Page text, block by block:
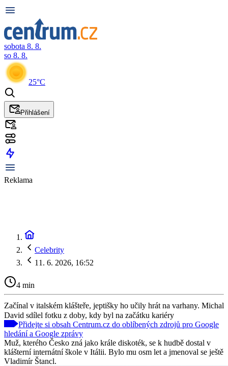
sobota 8. 8.
so 8. 8.
25°C
Přihlášení
Reklama
Celebrity
11. 6. 2026, 16:52
4 min
Začínal v italském klášteře, jeptišky ho učily hrát na varhany. Michal
David sdílel fotku z doby, kdy byl na začátku kariéry
Přidejte si obsah Centrum.cz do oblíbených zdrojů pro Google
hledání a Google zprávy
Muž, kterého Česko zná jako krále diskoték, se k hudbě dostal v
klášterní internátní škole v Itálii. Bylo mu osm let a jmenoval se ještě
Vladimír Štancl.